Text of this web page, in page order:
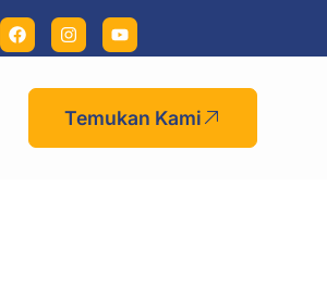
Temukan Kami